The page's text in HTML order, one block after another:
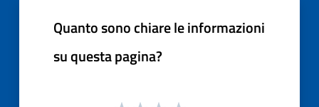
Quanto sono chiare le informazioni
su questa pagina?